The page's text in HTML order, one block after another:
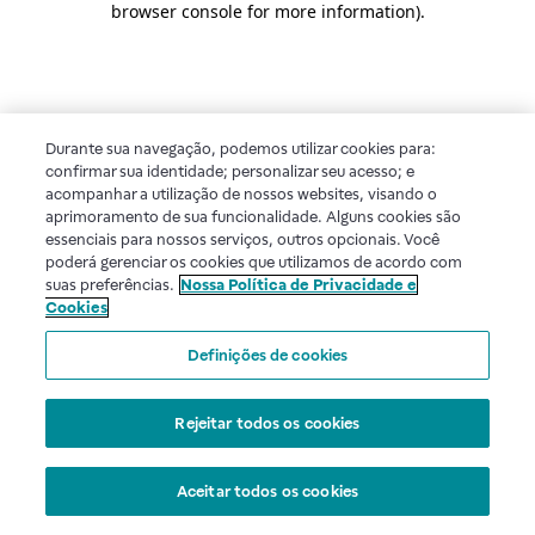
browser console for more information).
Durante sua navegação, podemos utilizar cookies para:
confirmar sua identidade; personalizar seu acesso; e
acompanhar a utilização de nossos websites, visando o
aprimoramento de sua funcionalidade. Alguns cookies são
essenciais para nossos serviços, outros opcionais. Você
poderá gerenciar os cookies que utilizamos de acordo com
suas preferências. Nossa Política de Privacidade e
Cookies
Definições de cookies
Rejeitar todos os cookies
Aceitar todos os cookies